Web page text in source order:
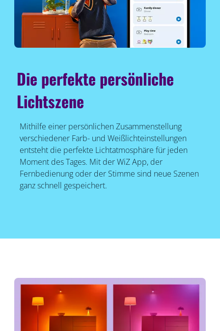
Die perfekte persönliche
Lichtszene
Mithilfe einer persönlichen Zusammenstellung
verschiedener Farb- und Weißlichteinstellungen
entsteht die perfekte Lichtatmosphäre für jeden
Moment des Tages. Mit der WiZ App, der
Fernbedienung oder der Stimme sind neue Szenen
ganz schnell gespeichert.